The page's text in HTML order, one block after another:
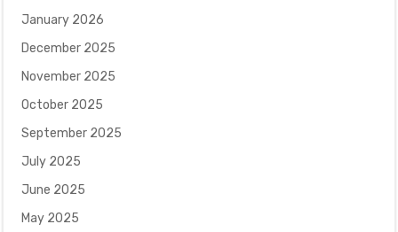
January 2026
December 2025
November 2025
October 2025
September 2025
July 2025
June 2025
May 2025